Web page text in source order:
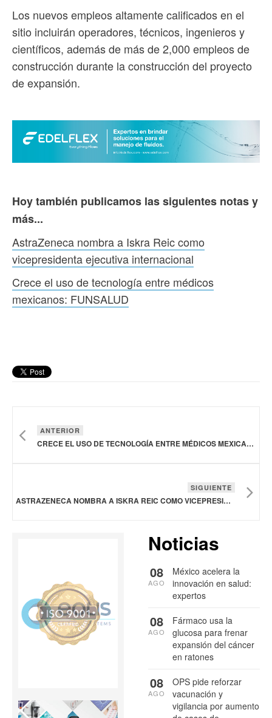
Los nuevos empleos altamente calificados en el
sitio incluirán operadores, técnicos, ingenieros y
científicos, además de más de 2,000 empleos de
construcción durante la construcción del proyecto
de expansión.
Hoy también publicamos las siguientes notas y
más...
AstraZeneca nombra a Iskra Reic como
vicepresidenta ejecutiva internacional
Crece el uso de tecnología entre médicos
mexicanos: FUNSALUD
ANTERIOR
CRECE EL USO DE TECNOLOGÍA ENTRE MÉDICOS MEXICANOS: FUNSALUD
SIGUIENTE
ASTRAZENECA NOMBRA A ISKRA REIC COMO VICEPRESIDENTA EJECUTIVA INTERNACIONAL
Noticias
México acelera la
innovación en salud:
expertos
08
AGO
Fármaco usa la
glucosa para frenar
expansión del cáncer
en ratones
08
AGO
OPS pide reforzar
vacunación y
vigilancia por aumento
08
AGO